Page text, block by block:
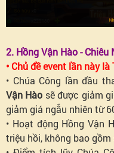
2. Hồng Vận Hào -
• Chủ đề event lần này
• Chúa Công lần đầu
Vận Hào sẽ được giảm
giảm giá ngẫu nhiên từ
• Hoạt động Hồng Vận
triệu hồi, không bao